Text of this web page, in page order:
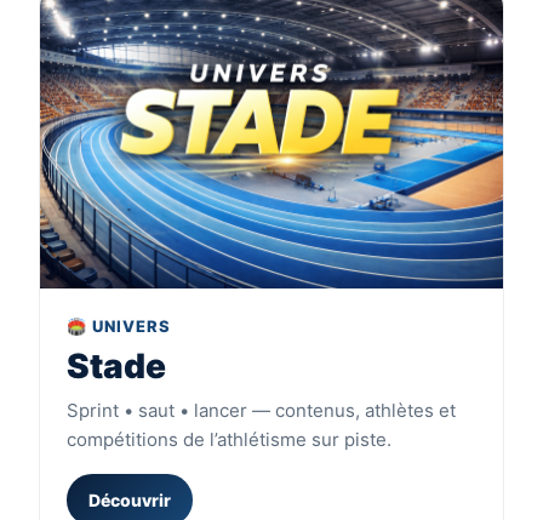
🏟️ UNIVERS
Stade
Sprint • saut • lancer — contenus, athlètes et
compétitions de l’athlétisme sur piste.
Découvrir